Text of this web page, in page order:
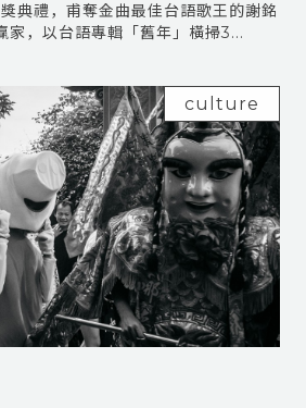
典禮，甫奪金曲最佳台語歌王的謝銘
家，以台語專輯「舊年」橫掃3...
culture